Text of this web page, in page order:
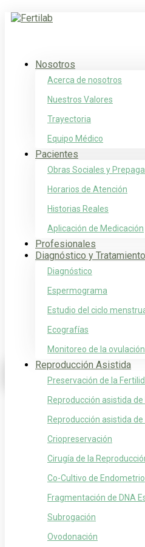
Nosotros
Acerca de nosotros
Nuestros Valores
Trayectoria
Equipo Médico
Pacientes
Obras Sociales y
Horarios de Atención
Historias Reales
Aplicación de Medicación
Profesionales
Diagnóstico y
Diagnóstico
Espermograma
Estudio del ciclo
Ecografías
Monitoreo de la ovulación
Reproducción Asistida
Preservación de la
Reproducción asistida
Reproducción asistida
Criopreservación
Cirugía de la
Co-Cultivo de Endometrio
Fragmentación de DNA
Subrogación
Ovodonación
Feliz cumpleaños al
Esperamos que tenga
Oct 28, 2018|Noticias
Feliz cumpleaños al Dr Sebastián
gran día ! Felicidades !!!
[ad_2]
Entradas recientes
Día Mundial de la Fertilidad
Del SOP al SOMP: hacia una
condición compleja
¿Por qué algunos
Fertilab abre la convocatoria
Medicina Reproductiva
La endometriosis es una
en algunas mujer…
Horarios en Consultorio
Lunes a Viernes de 8 a 17 hs.
Turnos por WhatsApp
11-3132-2724
Espermogramas:11-6868-1389
Lunes a Viernes de 9 a 15 hs.